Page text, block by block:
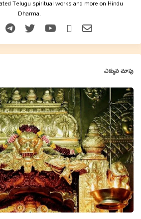
Telugu spiritual works and more on Hindu
Dharma.
ఎక్కువ చూపు